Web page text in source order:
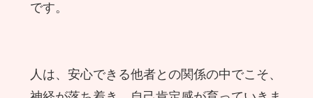
です。
人は、安心できる他者との関係の中でこそ、